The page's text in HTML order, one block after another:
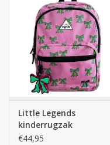
Little Legends
kinderrugzak
Backpack L - Bow
€44,95